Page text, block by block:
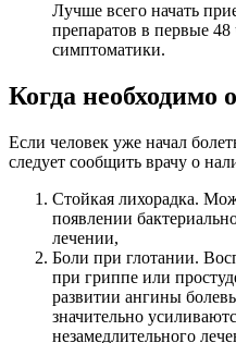
Лучше всего начать
препаратов в первые 48
симптоматики.
Когда необходимо
Если человек уже начал
следует сообщить врачу о
Стойкая лихорадка.
появлении
лечении,
Боли при глотании.
при гриппе или
развитии ангины
значительно
незамедлительного